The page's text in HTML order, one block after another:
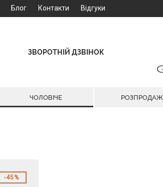
Блог Контакти Відгуки
ЗВОРОТНІЙ ДЗВІНОК
ЧОЛОВІЧЕ РОЗПРОДАЖ
45%